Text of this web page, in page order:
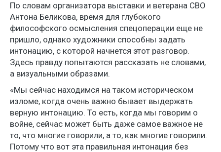
По словам организатора выставки и ветерана СВО
Антона Беликова, время для глубокого
философского осмысления спецоперации еще не
пришло, однако художники способны задать
интонацию, с которой начнется этот разговор.
Здесь правду попытаются рассказать не словами,
а визуальными образами.
«Мы сейчас находимся на таком историческом
изломе, когда очень важно бывает выдержать
верную интонацию. То есть, когда мы говорим о
войне, сейчас может быть даже самое важное не
то, что многие говорили, а то, как многие говорили.
Потому что вот эта правильная интонация без